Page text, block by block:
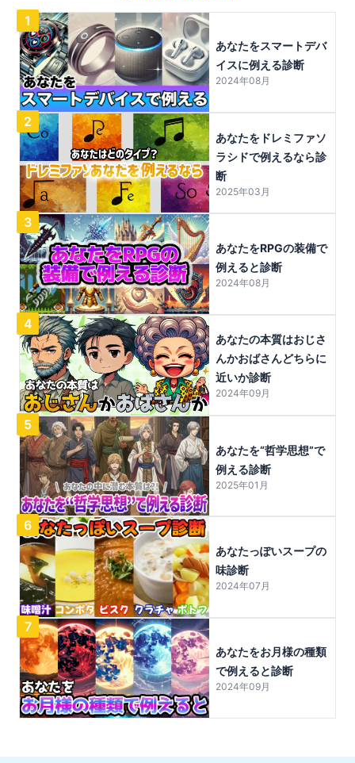
1
あなたをスマートデバ
イスに例える診断
2024年08月
2
あなたをドレミファソ
ラシドで例えるなら診
断
2025年03月
3
あなたをRPGの装備で
例えると診断
2024年08月
4
あなたの本質はおじさ
んかおばさんどちらに
近いか診断
2024年09月
5
あなたを“哲学思想”で
例える診断
2025年01月
6
あなたっぽいスープの
味診断
2024年07月
7
あなたをお月様の種類
で例えると診断
2024年09月